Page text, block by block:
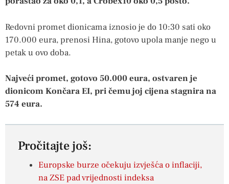
Redovni promet dionicama iznosio je do 10:30 sati oko
170.000 eura, prenosi Hina, gotovo upola manje nego u
petak u ovo doba.
Najveći promet, gotovo 50.000 eura, ostvaren je
dionicom Končara EI, pri čemu joj cijena stagnira na
574 eura.
Pročitajte još:
Europske burze očekuju izvješća o inflaciji,
na ZSE pad vrijednosti indeksa